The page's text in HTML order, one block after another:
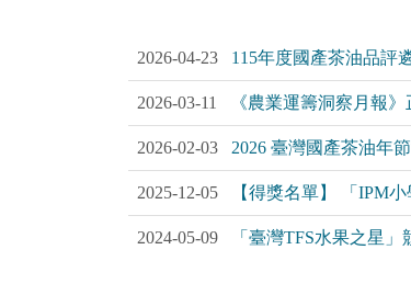
2026-04-23 115年度國產茶油品評
2026-03-11 《農業運籌洞察月報
2026-02-03 2026 臺灣國產茶油年
2025-12-05 【得獎名單】 「IPM
2024-05-09 「臺灣TFS水果之星」